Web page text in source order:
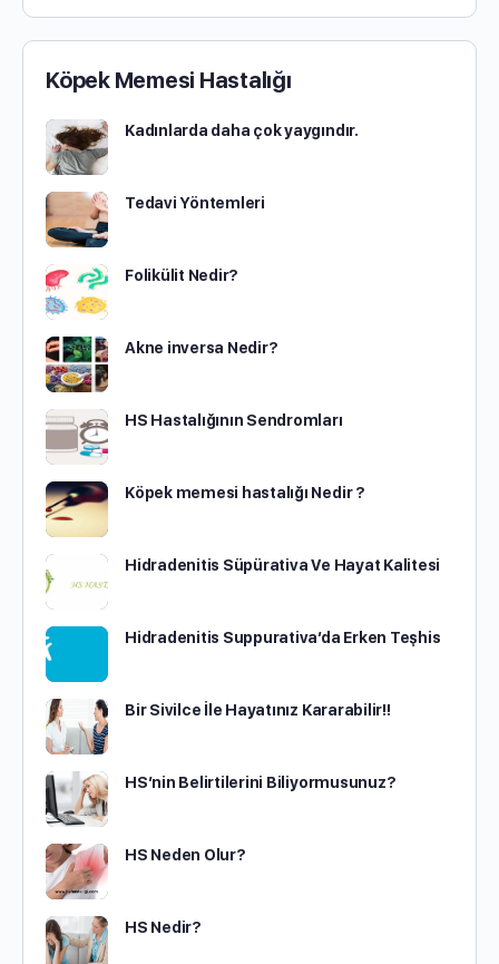
Köpek Memesi Hastalığı
Kadınlarda daha çok yaygındır.
Tedavi Yöntemleri
Folikülit Nedir?
Akne inversa Nedir?
HS Hastalığının Sendromları
Köpek memesi hastalığı Nedir ?
Hidradenitis Süpürativa Ve Hayat Kalitesi
Hidradenitis Suppurativa’da Erken Teşhis
Bir Sivilce İle Hayatınız Kararabilir!!
HS’nin Belirtilerini Biliyormusunuz?
HS Neden Olur?
HS Nedir?